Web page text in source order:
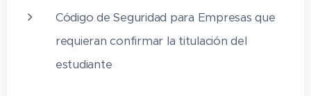
4.3 El albarán
4.4 Hoja de pedido
4.5 Packing-list
carretera
Código de Seguridad para Empresas que
requieran confirmar la titulación del
estudiante